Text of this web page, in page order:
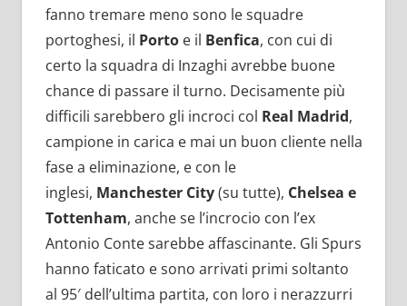
fanno tremare meno sono le squadre
portoghesi, il Porto e il Benfica, con cui di
certo la squadra di Inzaghi avrebbe buone
chance di passare il turno. Decisamente più
difficili sarebbero gli incroci col Real Madrid,
campione in carica e mai un buon cliente nella
fase a eliminazione, e con le
inglesi, Manchester City(su tutte), Chelsea e
Tottenham, anche se l’incrocio con l’ex
Antonio Conte sarebbe affascinante. Gli Spurs
hanno faticato e sono arrivati primi soltanto
al 95′ dell’ultima partita, con loro i nerazzurri